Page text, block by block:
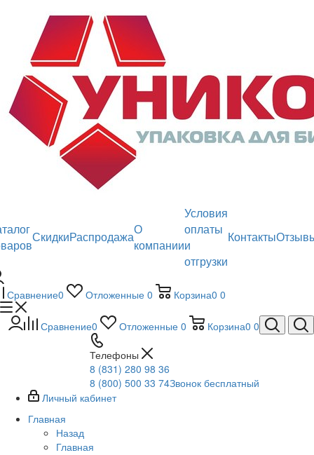
СкидкиРаспродажаО
компании
Условия
оплаты
и
отгрузки
Контакты
Сравнение0 Отложенные 0 Корзина0 0
Сравнение0 Отложенные 0 Корзина0 0
Телефоны
8 (831) 280 98 36
8 (800) 500 33 74Звонок бесплатный
Личный кабинет
Главная
Назад
Главная